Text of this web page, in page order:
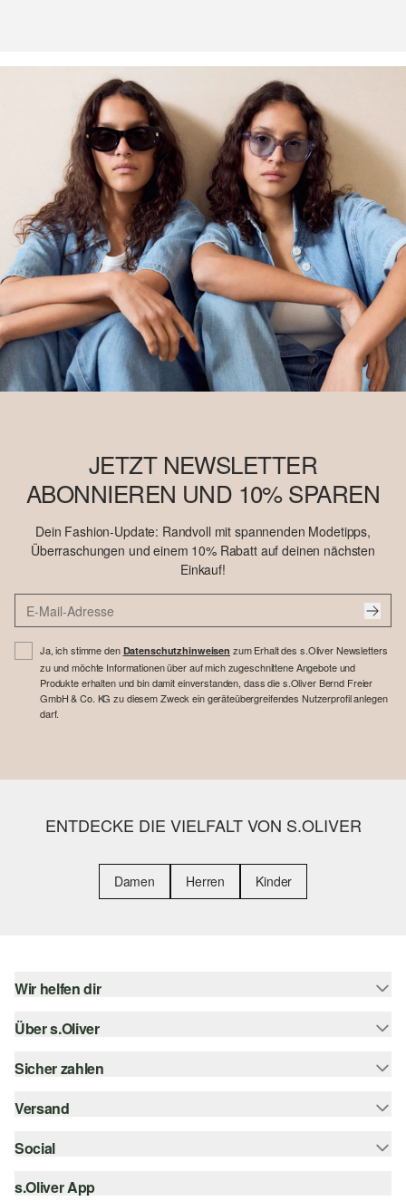
JETZT NEWSLETTER
ABONNIEREN UND 10% SPAREN
Dein Fashion-Update: Randvoll mit spannenden Modetipps,
Überraschungen und einem 10% Rabatt auf deinen nächsten
Einkauf!
Ja, ich stimme den Datenschutzhinweisen zum Erhalt des s.Oliver Newsletters
zu und möchte Informationen über auf mich zugeschnittene Angebote und
Produkte erhalten und bin damit einverstanden, dass die s.Oliver Bernd Freier
GmbH & Co. KG zu diesem Zweck ein geräteübergreifendes Nutzerprofil anlegen
darf.
ENTDECKE DIE VIELFALT VON S.OLIVER
Damen Herren Kinder
Wir helfen dir
Hilfe & FAQ
Größenberatung
Über s.Oliver
Newsletter
s.Oliver Card
Wunschliste
Sicher zahlen
Rechnung
Kreditkarte
Versand
Sendungsverfolgung
SwissPost
Social
instagram
s.Oliver App